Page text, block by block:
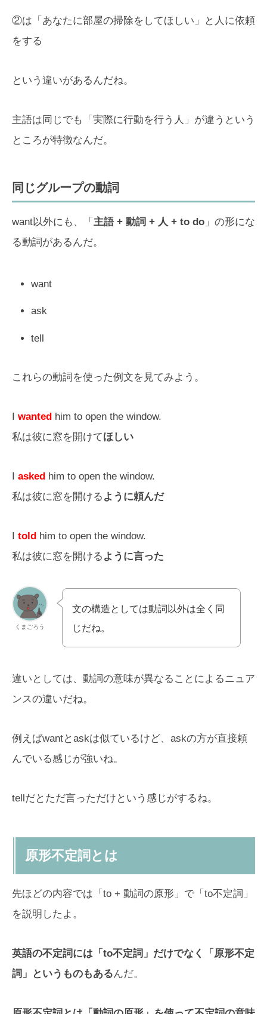
②は「あなたに部屋の掃除をしてほしい」と人に依頼
をする
という違いがあるんだね。
主語は同じでも「実際に行動を行う人」が違うという
ところが特徴なんだ。
同じグループの動詞
want以外にも、「 主語 + 動詞 + 人 + to do 」の形にな
る動詞があるんだ。
want
ask
tell
これらの動詞を使った例文を見てみよう。
wanted him to open the window.
私は彼に窓を開けてほしい
asked him to open the window.
私は彼に窓を開ける ように頼んだ
told him to open the window.
私は彼に窓を開ける ように言った
くまごろう
文の構造としては動詞以外は全く同
じだね。
違いとしては、動詞の意味が異なることによるニュア
ンスの違いだね。
例えばwantとaskは似ているけど、askの方が直接頼
んでいる感じが強いね。
tellだとただ言っただけという感じがするね。
原形不定詞とは
先ほどの内容では「to + 動詞の原形」で「to不定詞」
を説明したよ。
英語の不定詞には「to不定詞」だけでなく「原形不定
詞」というものもあるんだ。